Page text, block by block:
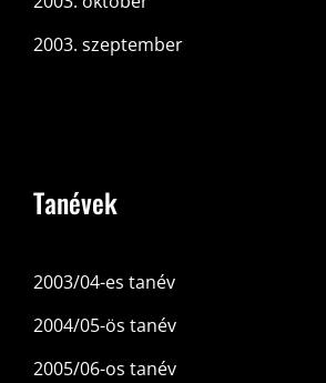
2003. szeptember
Tanévek
2003/04-es tanév
2004/05-ös tanév
2005/06-os tanév